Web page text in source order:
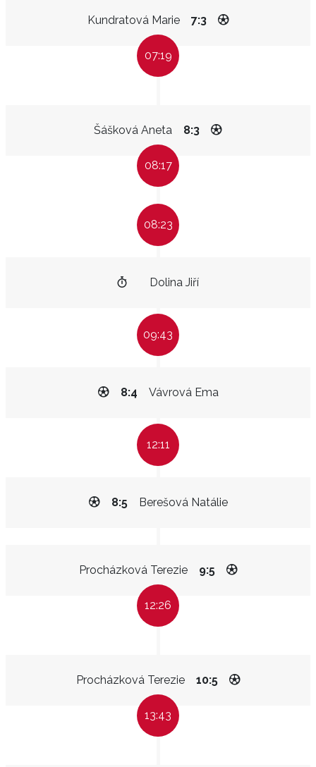
Kundratová Marie 7:3
07:19
Šášková Aneta 8:3
08:17
08:23
Dolina Jiří
09:43
Vávrová Ema
8:4
12:11
Berešová Natálie
8:5
Procházková Terezie 9:5
12:26
Procházková Terezie 10:5
13:43